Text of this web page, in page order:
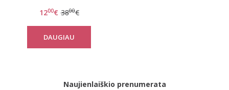
1200€ 3800€
DAUGIAU
Naujienlaiškio prenumerata